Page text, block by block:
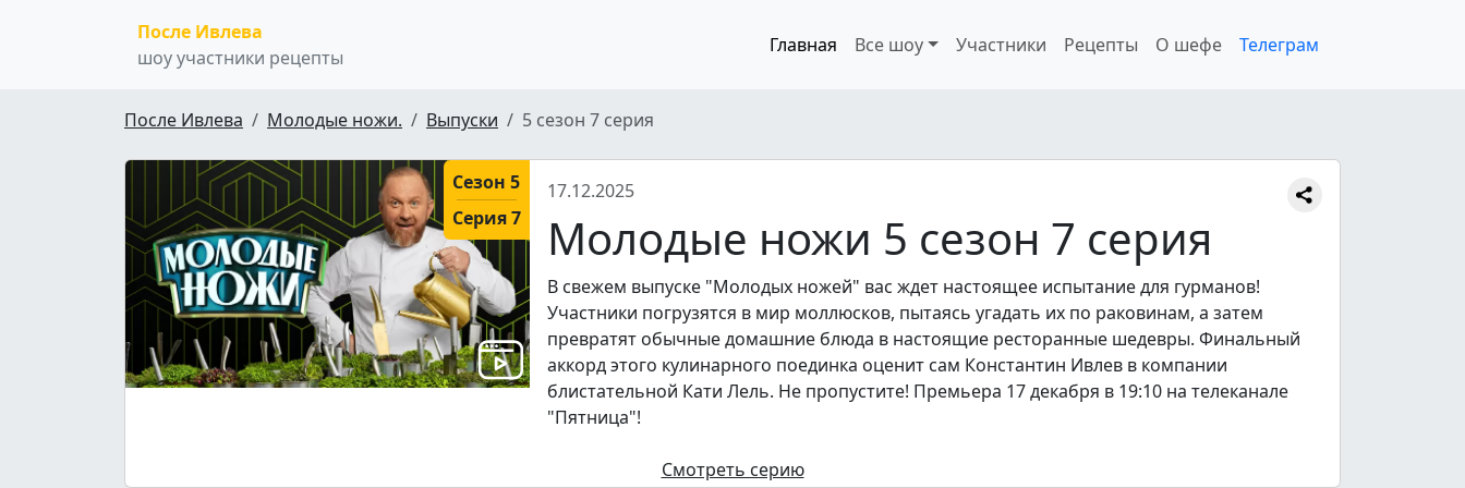
После Ивлева
шоу участники рецепты
Главная Все шоу Участники Рецепты О шефе Телеграм
После Ивлева Молодые ножи. Выпуски 5 сезон 7 серия
Сезон 5
Серия 7
17.12.2025
Молодые ножи 5 сезон 7 серия
В свежем выпуске "Молодых ножей" вас ждет настоящее испытание для гурманов!
Участники погрузятся в мир моллюсков, пытаясь угадать их по раковинам, а затем
превратят обычные домашние блюда в настоящие ресторанные шедевры. Финальный
аккорд этого кулинарного поединка оценит сам Константин Ивлев в компании
блистательной Кати Лель. Не пропустите! Премьера 17 декабря в 19:10 на телеканале
"Пятница"!
Смотреть серию